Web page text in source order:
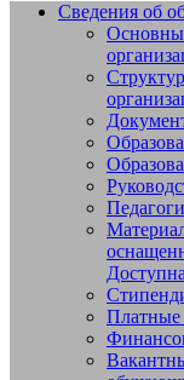
Добро
СШОР №14
Сведения об
Платные